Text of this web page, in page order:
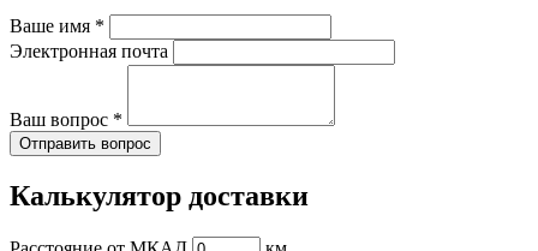
Ваше имя *
Электронная почта
Ваш вопрос *
Отправить вопрос
Калькулятор доставки